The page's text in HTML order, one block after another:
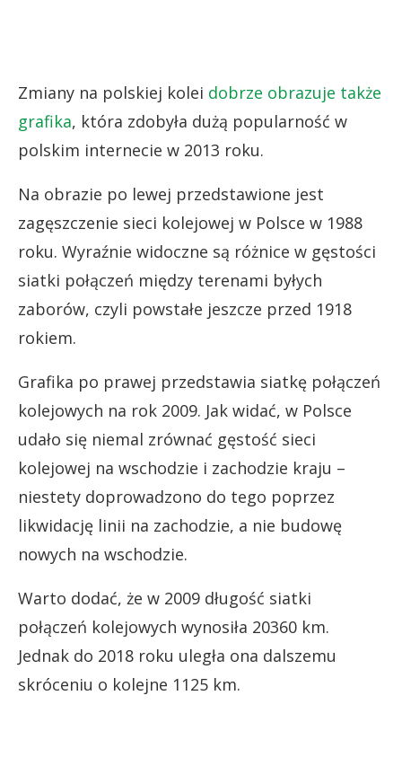
Zmiany na polskiej kolei dobrze obrazuje także
grafika, która zdobyła dużą popularność w
polskim internecie w 2013 roku.
Na obrazie po lewej przedstawione jest
zagęszczenie sieci kolejowej w Polsce w 1988
roku. Wyraźnie widoczne są różnice w gęstości
siatki połączeń między terenami byłych
zaborów, czyli powstałe jeszcze przed 1918
rokiem.
Grafika po prawej przedstawia siatkę połączeń
kolejowych na rok 2009. Jak widać, w Polsce
udało się niemal zrównać gęstość sieci
kolejowej na wschodzie i zachodzie kraju –
niestety doprowadzono do tego poprzez
likwidację linii na zachodzie, a nie budowę
nowych na wschodzie.
Warto dodać, że w 2009 długość siatki
połączeń kolejowych wynosiła 20360 km.
Jednak do 2018 roku uległa ona dalszemu
skróceniu o kolejne 1125 km.